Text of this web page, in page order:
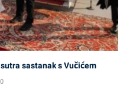
sastanak s Vučićem
0